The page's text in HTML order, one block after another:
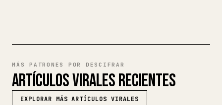
MÁS PATRONES POR DESCIFRAR
ARTÍCULOS VIRALES RECIENTES
EXPLORAR MÁS ARTÍCULOS VIRALES